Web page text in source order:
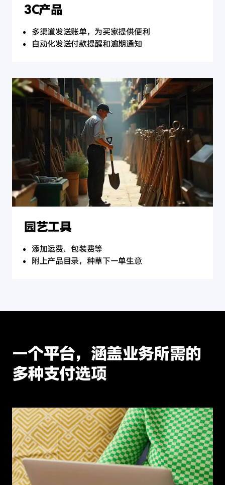
3C产品
多渠道发送账单，为买家提供便利
自动化发送付款提醒和逾期通知
园艺工具
添加运费、包装费等
附上产品目录，种草下一单生意
一个平台， 涵盖业务所需的
多种支付选项